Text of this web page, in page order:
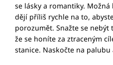
se lásky a romantiky.
dějí příliš rychle na to,
porozumět. Snažte se
že se honíte za ztraceným
stanice. Naskočte na